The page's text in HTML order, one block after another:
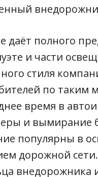
даёт полного
и части
стиля
по таким
время в
и вымирание
популярны в
дорожной